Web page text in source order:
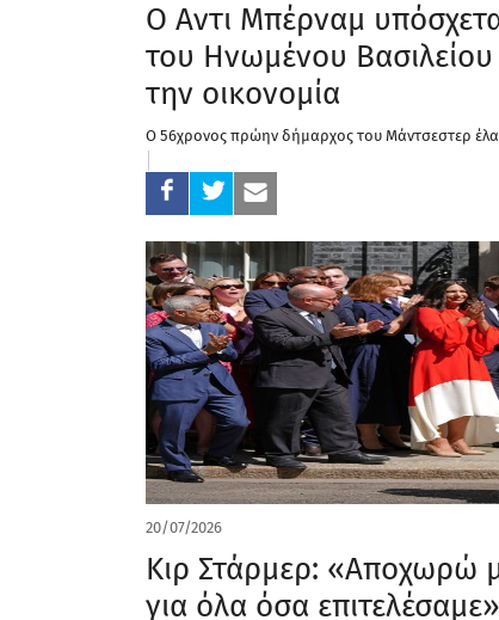
Ο Αντι Μπέρναμ
του Ηνωμένου Βασιλείου
την οικονομία
Ο 56χρονος πρώην δήμαρχος του Μάντσεστερ
20/07/2026
Κιρ Στάρμερ: «Αποχωρώ
για όλα όσα επιτελέσαμε»